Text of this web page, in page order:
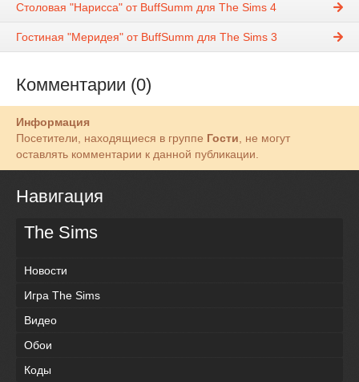
Столовая "Нарисса" от BuffSumm для The Sims 4
Гостиная "Меридея" от BuffSumm для The Sims 3
Комментарии (0)
Информация
Посетители, находящиеся в группе Гости, не могут
оставлять комментарии к данной публикации.
Навигация
The Sims
Новости
Игра The Sims
Видео
Обои
Коды